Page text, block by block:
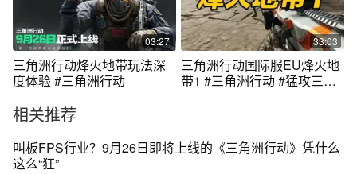
03:27
三角洲行动烽火地带玩法深
度体验 #三角洲行动
33:03
三角洲行动国际服EU烽火地
带1 #三角洲行动 #猛攻三角
相关推荐
叫板FPS行业？9月26日即将上线的《三角洲行动》凭什么
这么“狂”